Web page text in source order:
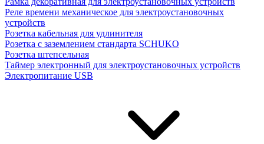
Реле времени механическое для электроустановочных
устройств
Розетка кабельная для удлинителя
Розетка с заземлением стандарта SCHUKO
Розетка штепсельная
Таймер электронный для электроустановочных устройств
Электропитание USB